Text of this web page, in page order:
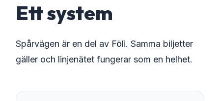
Ett system
Spårvägen är en del av Föli. Samma biljetter
gäller och linjenätet fungerar som en helhet.